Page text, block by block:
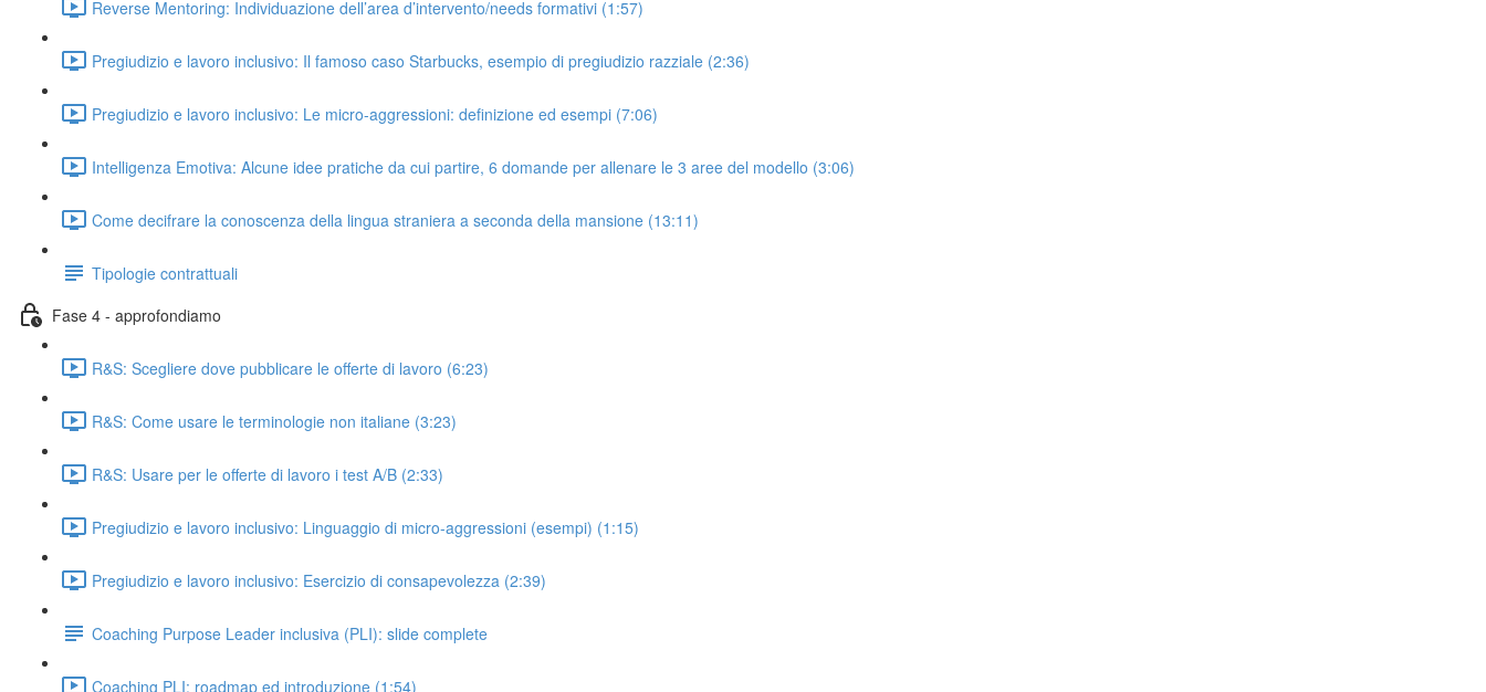
Reverse Mentoring: Individuazione dell’area d’intervento/needs formativi (1:57)
Pregiudizio e lavoro inclusivo: Il famoso caso Starbucks, esempio di pregiudizio razziale (2:36)
Pregiudizio e lavoro inclusivo: Le micro-aggressioni: definizione ed esempi (7:06)
Intelligenza Emotiva: Alcune idee pratiche da cui partire, 6 domande per allenare le 3 aree del modello (3:06)
Come decifrare la conoscenza della lingua straniera a seconda della mansione (13:11)
Tipologie contrattuali
Fase 4 - approfondiamo
R&S: Scegliere dove pubblicare le offerte di lavoro (6:23)
R&S: Come usare le terminologie non italiane (3:23)
R&S: Usare per le offerte di lavoro i test A/B (2:33)
Pregiudizio e lavoro inclusivo: Linguaggio di micro-aggressioni (esempi) (1:15)
Pregiudizio e lavoro inclusivo: Esercizio di consapevolezza (2:39)
Coaching Purpose Leader inclusiva (PLI): slide complete
Coaching PLI: roadmap ed introduzione (1:54)